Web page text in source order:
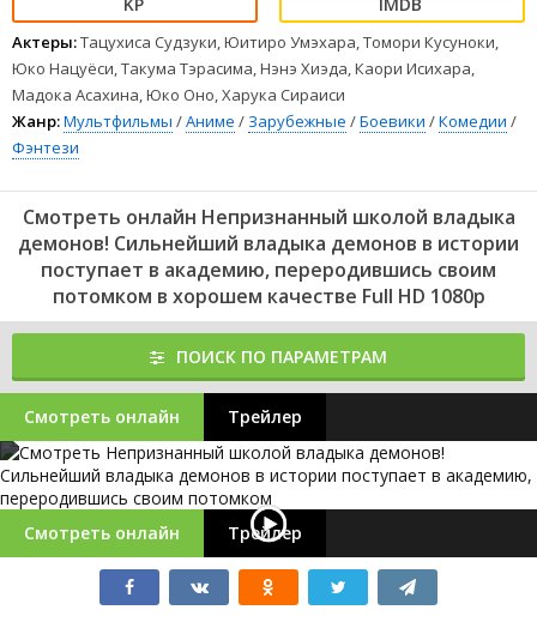
Актеры:Тацухиса Судзуки, Юитиро Умэхара, Томори Кусуноки,
Юко Нацуёси, Такума Тэрасима, Нэнэ Хиэда, Каори Исихара,
Мадока Асахина, Юко Оно, Харука Сираиси
Жанр:Мультфильмы /Аниме / Зарубежные /Боевики /Комедии /
Фэнтези
Смотреть онлайн Непризнанный школой владыка
демонов! Сильнейший владыка демонов в истории
поступает в академию, переродившись своим
потомком в хорошем качестве Full HD 1080p
ПОИСК ПО ПАРАМЕТРАМ
Смотреть онлайн Трейлер
Смотреть онлайн Трейлер